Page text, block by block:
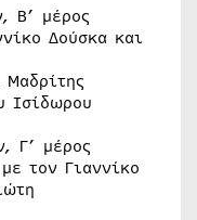
Β’ μέρος
Δούσκα και
Ισίδωρου
Γ’ μέρος
τον Γιαννίκο